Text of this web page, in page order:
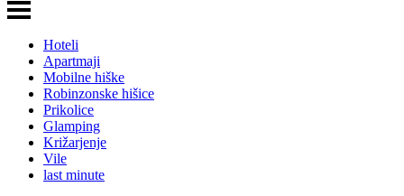
Hoteli
Apartmaji
Mobilne hiške
Robinzonske hišice
Prikolice
Glamping
Križarjenje
Vile
last minute